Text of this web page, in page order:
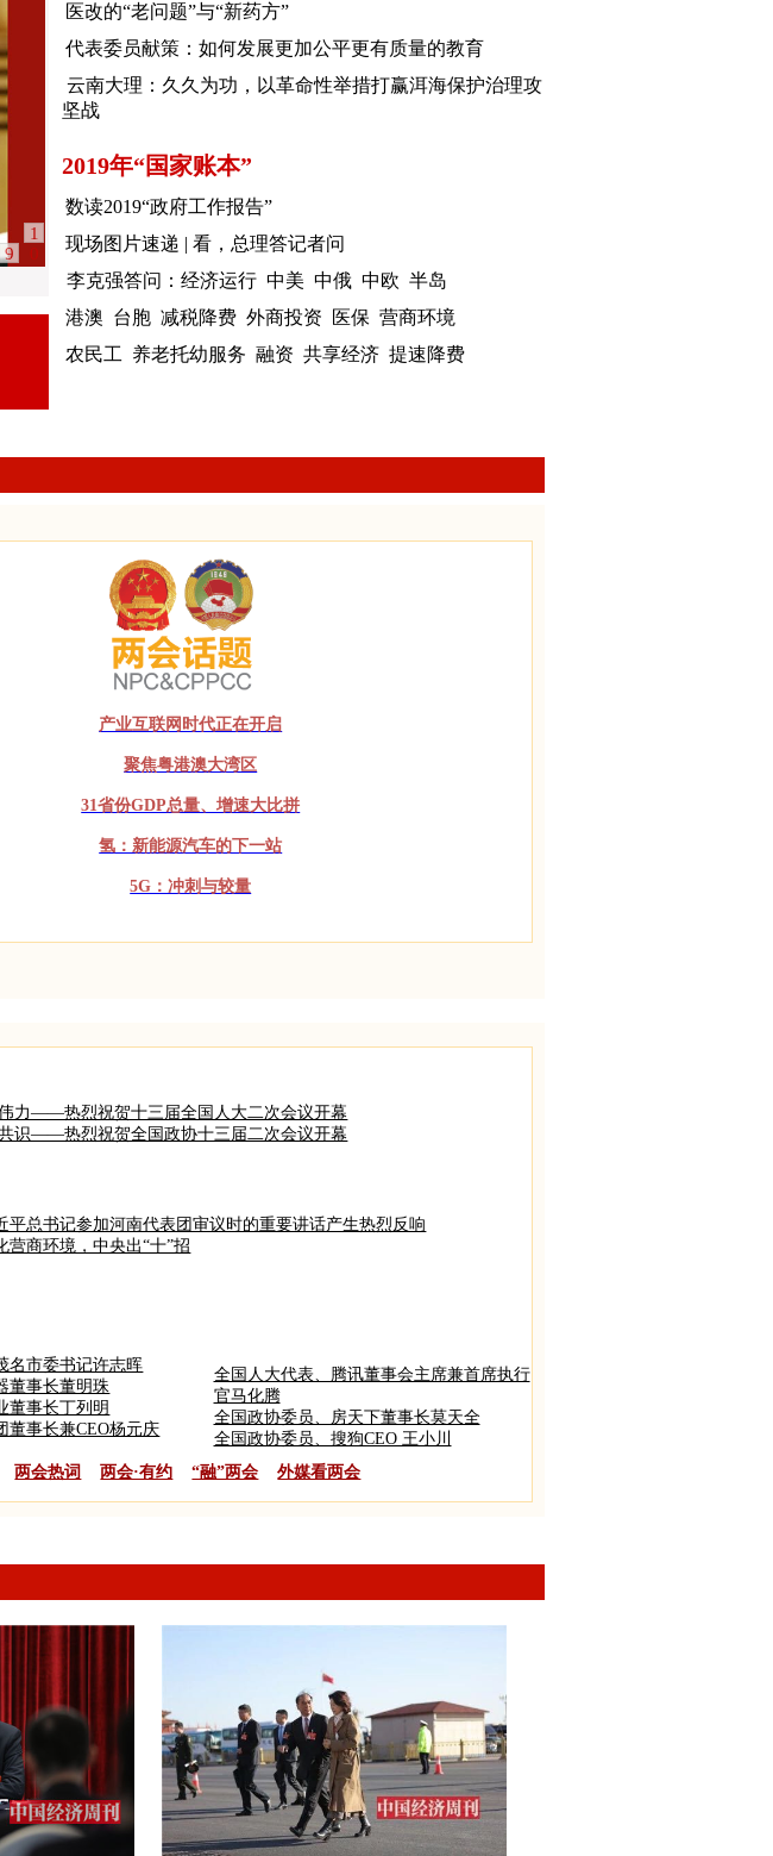
9
1
0
医改的“老问题”与“新药方”
代表委员献策：如何发展更加公平更有质量的教育
云南大理：久久为功，以革命性举措打赢洱海保护治理攻
坚战
2019年“国家账本”
数读2019“政府工作报告”
现场图片速递 | 看，总理答记者问
李克强答问：经济运行 中美 中俄 中欧 半岛
港澳 台胞 减税降费 外商投资 医保 营商环境
农民工 养老托幼服务 融资 共享经济 提速降费
产业互联网时代正在开启
聚焦粤港澳大湾区
31省份GDP总量、增速大比拼
氢：新能源汽车的下一站
5G：冲刺与较量
力——热烈祝贺十三届全国人大二次会议开幕
识——热烈祝贺全国政协十三届二次会议开幕
平总书记参加河南代表团审议时的重要讲话产生热烈反响
商环境，中央出“十”招
名市委书记许志晖
董事长董明珠
董事长丁列明
董事长兼CEO杨元庆
全国人大代表、腾讯董事会主席兼首席执行
官马化腾
全国政协委员、房天下董事长莫天全
全国政协委员、搜狗CEO 王小川
两会热词 两会·有约 “融”两会 外媒看两会